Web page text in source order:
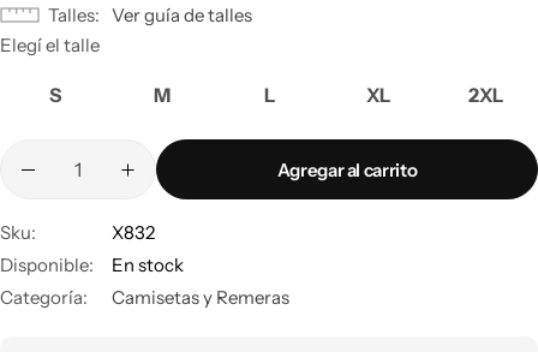
Talles
Ver guía de talles
Elegí el talle
S M L XL 2XL
Agregar al carrito
Sku:
X832
Disponible:
En stock
Categoría:
Camisetas y Remeras